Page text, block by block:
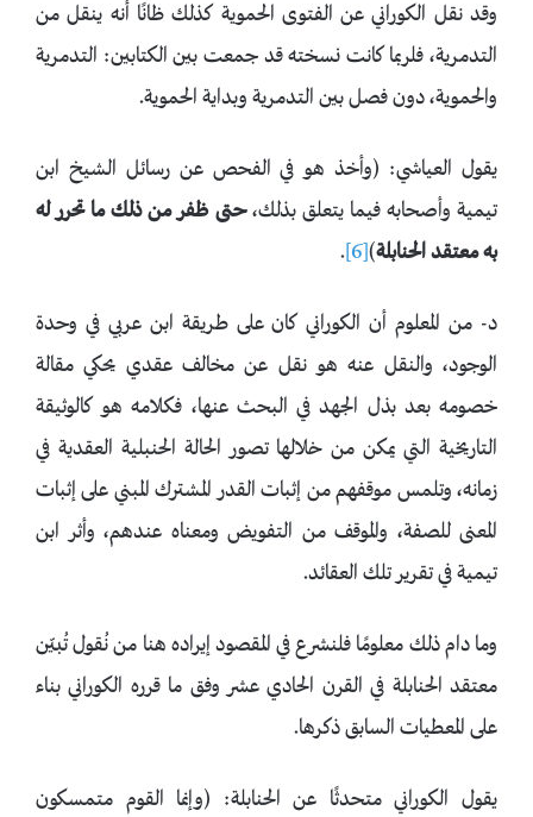
وقد نقل الكوراني عن الفتوى الحموية كذلك ظانًا أنه ينقل من
التدمرية، فلربما كانت نسخته قد جمعت بين الكتابين: التدمرية
والحموية، دون فصل بين التدمرية وبداية الحموية.
يقول العياشي: (وأخذ هو في الفحص عن رسائل الشيخ ابن
تيمية وأصحابه فيما يتعلق بذلك،حتى ظفر من ذلك ما تحرر له
به معتقد الحنابلة)
[6]
.
د- من المعلوم أن الكوراني كان على طريقة ابن عربي في وحدة
الوجود، والنقل عنه هو نقل عن مخالف عقدي يحكي مقالة
خصومه بعد بذل الجهد في البحث عنها، فكلامه هو كالوثيقة
التاريخية التي يمكن من خلالها تصور الحالة الحنبلية العقدية في
زمانه، وتلمس موقفهم من إثبات القدر المشترك المبني على إثبات
المعنى للصفة، والموقف من التفويض ومعناه عندهم، وأثر ابن
تيمية في تقرير تلك العقائد.
وما دام ذلك معلومًا فلنشرع في المقصود إيراده هنا من نُقول تُبيّن
معتقد الحنابلة في القرن الحادي عشر وفق ما قرره الكوراني بناء
على المعطيات السابق ذكرها.
يقول الكوراني متحدثًا عن الحنابلة: (وإنما القوم متمسکون